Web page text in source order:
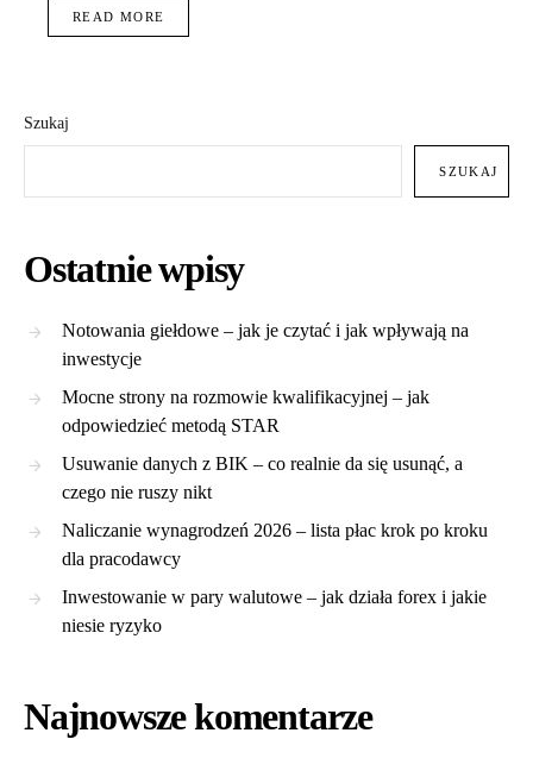
READ MORE
Szukaj
SZUKAJ
Ostatnie wpisy
Notowania giełdowe – jak je czytać i jak wpływają na
inwestycje
Mocne strony na rozmowie kwalifikacyjnej – jak
odpowiedzieć metodą STAR
Usuwanie danych z BIK – co realnie da się usunąć, a
czego nie ruszy nikt
Naliczanie wynagrodzeń 2026 – lista płac krok po kroku
dla pracodawcy
Inwestowanie w pary walutowe – jak działa forex i jakie
niesie ryzyko
Najnowsze komentarze